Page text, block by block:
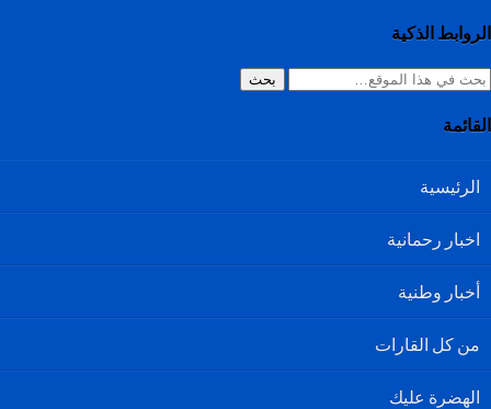
الروابط الذكية
بحث
القائمة
الرئيسية
اخبار رحمانية
أخبار وطنية
من كل القارات
الهضرة عليك